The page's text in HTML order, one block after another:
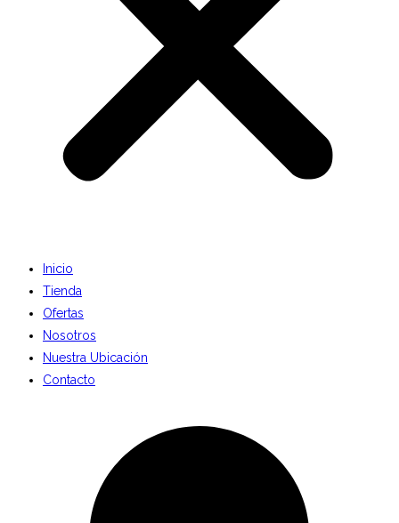
Inicio
Tienda
Ofertas
Nosotros
Nuestra Ubicación
Contacto